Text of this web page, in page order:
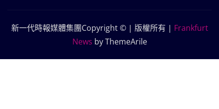
新一代時報媒體集團Copyright © | 版權所有 | Frankfurt
News by ThemeArile